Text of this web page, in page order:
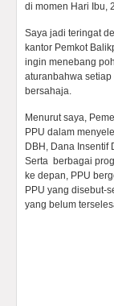
di momen Hari Ibu,
Saya jadi teringat
kantor Pemkot
ingin menebang
aturanbahwa
bersahaja.
Menurut saya,
PPU dalam
DBH, Dana Insentif
Serta berbagai
ke depan, PPU
PPU yang disebut-
yang belum